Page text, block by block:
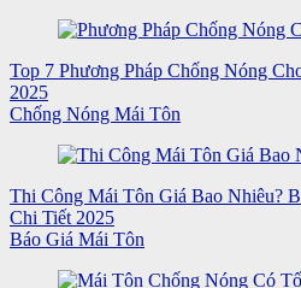
Top 7 Phương Pháp Chống Nóng
2025
Chống Nóng Mái Tôn
Thi Công Mái Tôn Giá Bao Nhiêu?
Chi Tiết 2025
Báo Giá Mái Tôn